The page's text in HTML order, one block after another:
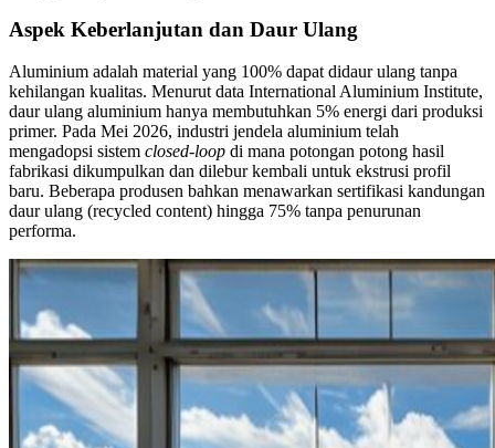
Aspek Keberlanjutan dan Daur Ulang
Aluminium adalah material yang 100% dapat didaur ulang tanpa
kehilangan kualitas. Menurut data International Aluminium Institute,
daur ulang aluminium hanya membutuhkan 5% energi dari produksi
primer. Pada Mei 2026, industri jendela aluminium telah
mengadopsi sistem closed-loop di mana potongan potong hasil
fabrikasi dikumpulkan dan dilebur kembali untuk ekstrusi profil
baru. Beberapa produsen bahkan menawarkan sertifikasi kandungan
daur ulang (recycled content) hingga 75% tanpa penurunan
performa.